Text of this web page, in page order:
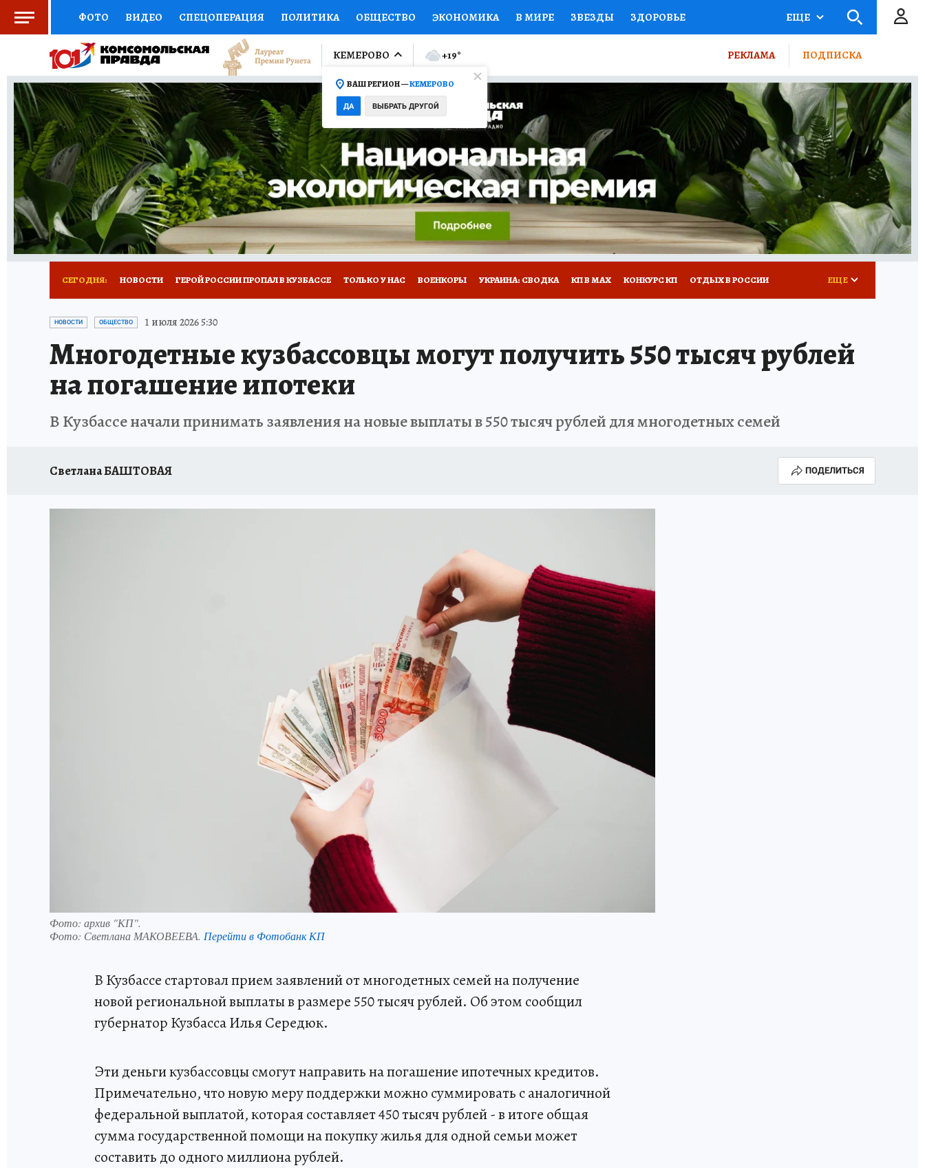
ФОТО ВИДЕО СПЕЦОПЕРАЦИЯ ПОЛИТИКА ОБЩЕСТВО ЭКОНОМИКА В МИРЕ ЗВЕЗДЫ ЗДОРОВЬЕ
СОЦПОДДЕРЖКА НАУКА СПОРТ КОЛУМНИСТЫ ПРОИСШЕСТВИЯ
ВЫБОР ЭКСПЕРТОВ ДОКТОР ФИНАНСЫ ОТКРЫВАЕМ МИР Я ЗНАЮ СЕМЬЯ ЖЕНСКИЕ СЕКРЕТЫ ПУТЕВОДИТЕЛЬ
КНИЖНАЯ ПОЛКА ПРОГНОЗЫ НА СПОРТ ПРОМОКОДЫ СЕРИАЛЫ СПЕЦПРОЕКТЫ ДЕФИЦИТ ЖЕЛЕЗА ТУРИЗМ
ПРЕСС-ЦЕНТР НЕДВИЖИМОСТЬ ТЕЛЕВИЗОР КОНКУРСЫ РАБОТА У НАС ГИД ПОТРЕБИТЕЛЯ ВСЕ О КП РАДИО КП
РЕКЛАМА ТЕСТЫ НОВОЕ НА САЙТЕ
ЕЩЕ
КЕМЕРОВО
ВАШ РЕГИОН —КЕМЕРОВО
ДА ВЫБРАТЬ ДРУГОЙ
+19° РЕКЛАМА ПОДПИСКА
СЕГОДНЯ: НОВОСТИ ГЕРОЙ РОССИИ ПРОПАЛ В КУЗБАССЕ ТОЛЬКО У НАС ВОЕНКОРЫ УКРАИНА: СВОДКА КП В МАХ КОНКУРС КП ОТДЫХ В РОССИИ
ЗАПОВЕДНАЯ РОССИЯ
ЕЩЕ
НОВОСТИ ОБЩЕСТВО 1 июля 2026 5:30
Многодетные кузбассовцы могут получить 550 тысяч рублей
на погашение ипотеки
В Кузбассе начали принимать заявления на новые выплаты в 550 тысяч рублей для многодетных семей
Светлана БАШТОВАЯ ПОДЕЛИТЬСЯ
Фото: архив "КП".
Фото: Светлана МАКОВЕЕВА. Перейти в Фотобанк КП
В Кузбассе стартовал прием заявлений от многодетных семей на получение
новой региональной выплаты в размере 550 тысяч рублей. Об этом сообщил
губернатор Кузбасса Илья Середюк.
Эти деньги кузбассовцы смогут направить на погашение ипотечных кредитов.
Примечательно, что новую меру поддержки можно суммировать с аналогичной
федеральной выплатой, которая составляет 450 тысяч рублей - в итоге общая
сумма государственной помощи на покупку жилья для одной семьи может
составить до одного миллиона рублей.